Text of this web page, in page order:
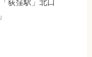
荻窪駅」北口